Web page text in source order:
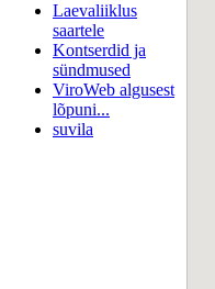
Laevaliiklus
saartele
Kontserdid ja
sündmused
ViroWeb algusest
lõpuni...
suvila